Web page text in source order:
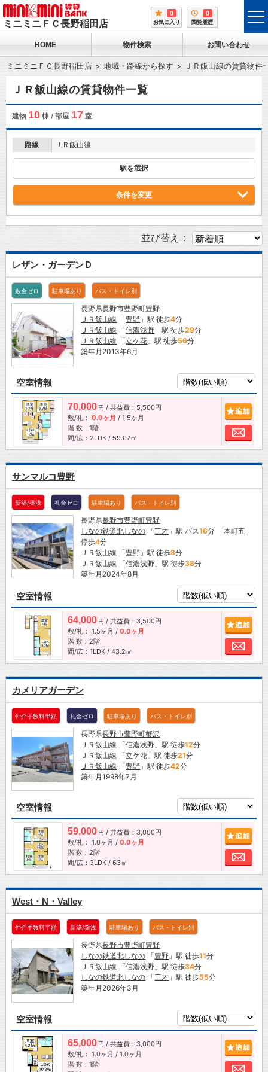
ミニミニＦＣ長野稲田店
0
お気に入り
0
閲覧履歴
HOME 物件検索 お問い合わせ
ミニミニＦＣ長野稲田店 地域・路線から探す ＪＲ飯山線の賃貸物件
ＪＲ飯山線の賃貸物件一覧
建物 10棟 / 部屋 17 室
路線 ＪＲ飯山線
駅を選択
条件を変更
並び替え：
レザン・ガーデンＤ
敷金ゼロ 駐車場あり バス・トイレ別
長野県長野市豊野町豊野
ＪＲ飯山線 「豊野 」駅 徒歩4分
ＪＲ飯山線 「信濃浅野 」駅 徒歩29分
ＪＲ飯山線 「立ケ花 」駅 徒歩56分
築年月2013年6月
空室情報
70,000 円 / 共益費：5,500円
敷/礼： 0.0ヶ月 / 1.5ヶ月
階 数：1階
間/広：2LDK / 59.07㎡
お
サンマルコ豊野
新築/築浅 礼金ゼロ 駐車場あり バス・トイレ別
長野県長野市豊野町豊野
しなの鉄道北しなの 「三才 」駅 バス16分 「本町五」
停歩4分
ＪＲ飯山線 「豊野 」駅 徒歩8分
ＪＲ飯山線 「信濃浅野 」駅 徒歩38分
築年月2024年8月
空室情報
64,000 円 / 共益費：3,500円
敷/礼： 1.5ヶ月 / 0.0ヶ月
階 数：2階
間/広：1LDK / 43.2㎡
お
カメリアガーデン
仲介手数料半額 礼金ゼロ 駐車場あり バス・トイレ別
長野県長野市豊野町蟹沢
ＪＲ飯山線 「信濃浅野 」駅 徒歩12分
ＪＲ飯山線 「立ケ花 」駅 徒歩21分
ＪＲ飯山線 「豊野 」駅 徒歩42分
築年月1998年7月
空室情報
59,000 円 / 共益費：3,000円
敷/礼： 1.0ヶ月 / 0.0ヶ月
階 数：2階
間/広：3LDK / 63㎡
お
West・N・Valley
仲介手数料半額 新築/築浅 駐車場あり バス・トイレ別
長野県長野市豊野町豊野
しなの鉄道北しなの 「豊野 」駅 徒歩11分
ＪＲ飯山線 「信濃浅野 」駅 徒歩34分
しなの鉄道北しなの 「三才 」駅 徒歩55分
築年月2026年3月
空室情報
65,000 円 / 共益費：3,000円
敷/礼： 1.0ヶ月 / 1.0ヶ月
階 数：1階
お